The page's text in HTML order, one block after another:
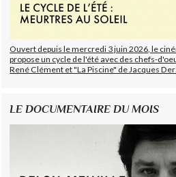
Ouvert depuis le mercredi 3 juin 2026, le
propose un cycle de l'été avec des chefs-
René Clément et "La Piscine" de Jacques
LE DOCUMENTAIRE DU MOIS